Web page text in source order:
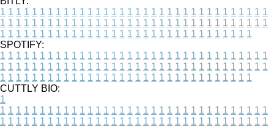
1 1 1 1 1 1 1 1 1 1 1 1 1 1 1 1 1 1 1 1 1 1 1 1 1 1 1 1 1 1 1 1 1 1
1 1 1 1 1 1 1 1 1 1 1 1 1 1 1 1 1 1 1 1 1 1 1 1 1 1 1 1 1 1 1 1 1 1
1 1 1 1 1 1 1 1 1 1 1 1 1 1 1 1 1 1 1 1 1 1 1 1 1 1 1 1 1 1 1 1
SPOTIFY:
1 1 1 1 1 1 1 1 1 1 1 1 1 1 1 1 1 1 1 1 1 1 1 1 1 1 1 1 1 1 1 1 1 1
1 1 1 1 1 1 1 1 1 1 1 1 1 1 1 1 1 1 1 1 1 1 1 1 1 1 1 1 1 1 1 1 1 1
1 1 1 1 1 1 1 1 1 1 1 1 1 1 1 1 1 1 1 1 1 1 1 1 1 1 1 1 1 1 1 1
CUTTLY BIO:
1
1 1 1 1 1 1 1 1 1 1 1 1 1 1 1 1 1 1 1 1 1 1 1 1 1 1 1 1 1 1 1 1 1 1
1 1 1 1 1 1 1 1 1 1 1 1 1 1 1 1 1 1 1 1 1 1 1 1 1 1 1 1 1 1 1 1 1 1